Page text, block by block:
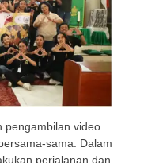
pengambilan video
sama. Dalam
perjalanan dan